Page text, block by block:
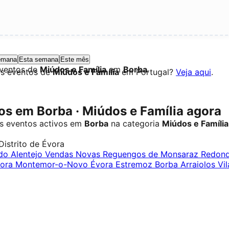
Esta semana Este mês
de Miúdos e FamíliaemBorba.
eventos deMiúdos e Famíliaem Portugal? Veja aqui.
em Borba · Miúdos e Família agora
eventos activos em Borba na categoria Miúdos e Família
de Évora
Alentejo Vendas Novas Reguengos de Monsaraz
Montemor-o-Novo Évora Estremoz Borba Arraiolos